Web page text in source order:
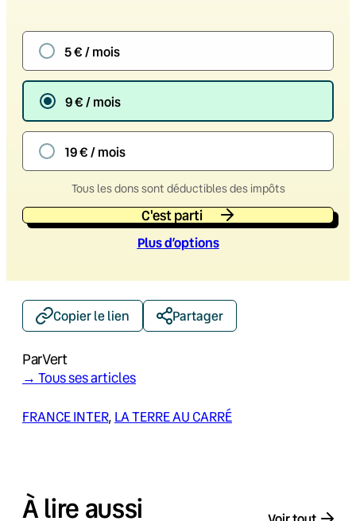
5 € / mois
9 € / mois
19 € / mois
Tous les dons sont déductibles des impôts
C'est parti
Plus d’options
Copier le lien Partager
ParVert
→ Tous ses articles
FRANCE INTER, LA TERRE AU CARRÉ
À lire aussi